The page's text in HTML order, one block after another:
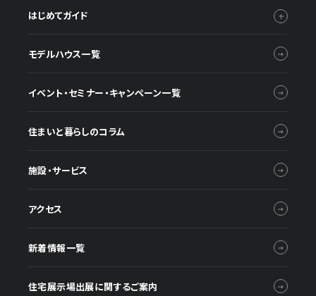
はじめてガイド
モデルハウス一覧
イベント・セミナー・キャンペーン一覧
住まいと暮らしのコラム
施設・サービス
アクセス
新着情報一覧
住宅展示場出展に関するご案内